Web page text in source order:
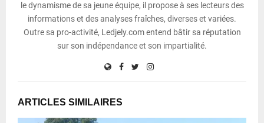
le dynamisme de sa jeune équipe, il propose à ses lecteurs des
informations et des analyses fraîches, diverses et variées.
Outre sa pro-activité, Ledjely.com entend bâtir sa réputation
sur son indépendance et son impartialité.
ARTICLES SIMILAIRES